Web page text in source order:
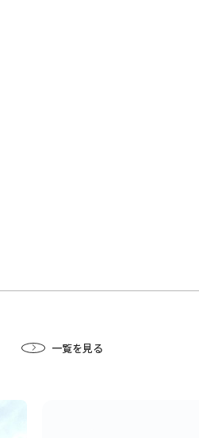
一覧を見る